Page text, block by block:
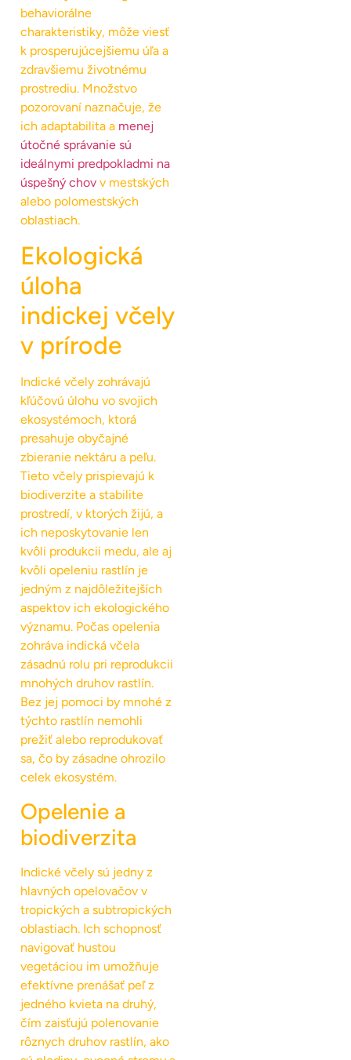
behaviorálne
charakteristiky, môže viesť
k prosperujúcejšiemu úľa a
zdravšiemu životnému
prostrediu. Množstvo
pozorovaní naznačuje, že
ich adaptabilita a menej
útočné správanie sú
ideálnymi predpokladmi na
úspešný chov v mestských
alebo polomestských
oblastiach.
Ekologická
úloha
indickej včely
v prírode
Indické včely zohrávajú
kľúčovú úlohu vo svojich
ekosystémoch, ktorá
presahuje obyčajné
zbieranie nektáru a peľu.
Tieto včely prispievajú k
biodiverzite a stabilite
prostredí, v ktorých žijú, a
ich neposkytovanie len
kvôli produkcii medu, ale aj
kvôli opeleniu rastlín je
jedným z najdôležitejších
aspektov ich ekologického
významu. Počas opelenia
zohráva indická včela
zásadnú rolu pri reprodukcii
mnohých druhov rastlín.
Bez jej pomoci by mnohé z
týchto rastlín nemohli
prežiť alebo reprodukovať
sa, čo by zásadne ohrozilo
celek ekosystém.
Opelenie a
biodiverzita
Indické včely sú jedny z
hlavných opelovačov v
tropických a subtropických
oblastiach. Ich schopnosť
navigovať hustou
vegetáciou im umožňuje
efektívne prenášať peľ z
jedného kvieta na druhý,
čím zaisťujú polenovanie
rôznych druhov rastlín, ako